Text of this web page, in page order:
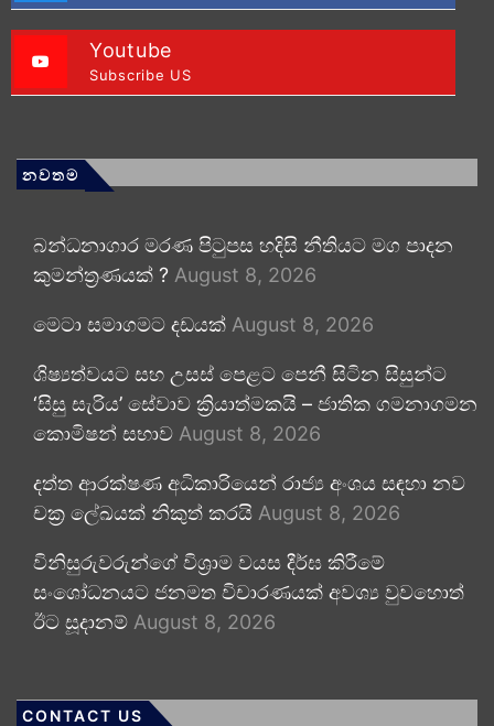
Youtube
Subscribe US
නවතම
බන්ධනාගාර මරණ පිටුපස හදිසි නීතියට මග පාදන
කුමන්ත්‍රණයක් ? August 8, 2026
මෙටා සමාගමට දඩයක් August 8, 2026
ශිෂ්‍යත්වයට සහ උසස් පෙළට පෙනී සිටින සිසුන්ට
‘සිසු සැරිය’ සේවාව ක්‍රියාත්මකයි – ජාතික ගමනාගමන
කොමිෂන් සභාව August 8, 2026
දත්ත ආරක්ෂණ අධිකාරියෙන් රාජ්‍ය අංශය සඳහා නව
චක්‍ර ලේඛයක් නිකුත් කරයි August 8, 2026
විනිසුරුවරුන්ගේ විශ්‍රාම වයස දීර්ඝ කිරීමේ
සංශෝධනයට ජනමත විචාරණයක් අවශ්‍ය වුවහොත්
ඊට සූදානම් August 8, 2026
CONTACT US